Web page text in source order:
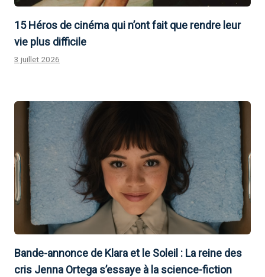
15 Héros de cinéma qui n’ont fait que rendre leur
vie plus difficile
3 juillet 2026
Bande-annonce de Klara et le Soleil : La reine des
cris Jenna Ortega s’essaye à la science-fiction